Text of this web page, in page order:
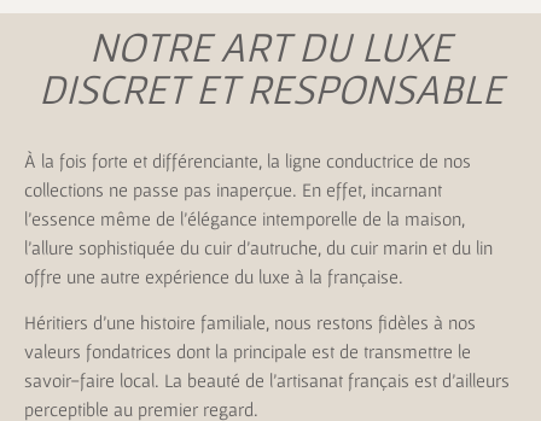
NOTRE ART DU LUXE
DISCRET ET RESPONSABLE
À la fois forte et différenciante, la ligne conductrice de nos
collections ne passe pas inaperçue. En effet, incarnant
l’essence même de l’élégance intemporelle de la maison,
l’allure sophistiquée du cuir d’autruche, du cuir marin et du lin
offre une autre expérience du luxe à la française.
Héritiers d’une histoire familiale, nous restons fidèles à nos
valeurs fondatrices dont la principale est de transmettre le
savoir-faire local. La beauté de l’artisanat français est d’ailleurs
perceptible au premier regard.